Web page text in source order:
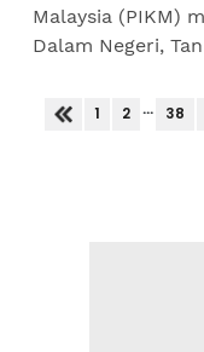
Malaysia (PIKM)
Dalam Negeri,
sektor pengawal...
1 2 ... 38